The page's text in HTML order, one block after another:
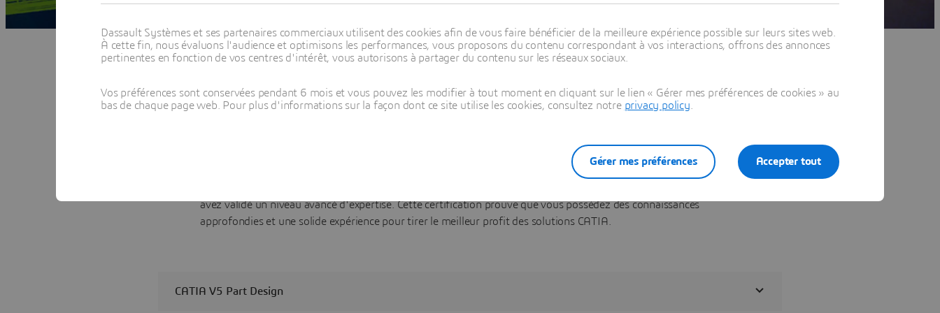
Certifications CATIA V5 dans un centre de certification
La certification CATIA permet de valider que vous possédez les compétences et les connaissances nécessaires
pour exploiter la puissance des outils CATIA. L’objectif des examens de certification CATIA est de tester vos
», vous devez disposer des connaissances fondamentales
et d’une expérience pratique solides concernant l’utilisation et les techniques de modélisation de CATIA.
avez validé un niveau avancé d'expertise. Cette certification prouve que vous possédez des connaissances
approfondies et une solide expérience pour tirer le meilleur profit des solutions CATIA.
CATIA V5 Part Design
Dassault Systèmes et ses partenaires commerciaux utilisent des cookies afin de vous faire bénéficier de la meilleure expérience possible sur leurs sites web.
À cette fin, nous évaluons l'audience et optimisons les performances, vous proposons du contenu correspondant à vos interactions, offrons des annonces
pertinentes en fonction de vos centres d'intérêt, vous autorisons à partager du contenu sur les réseaux sociaux.
Vos préférences sont conservées pendant 6 mois et vous pouvez les modifier à tout moment en cliquant sur le lien « Gérer mes préférences de cookies » au
bas de chaque page web. Pour plus d'informations sur la façon dont ce site utilise les cookies, consultez notre privacy policy
Accepter tout
Gérer mes préférences